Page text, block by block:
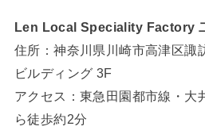
Len Local Speciality Factory
住所：神奈川県川崎市高津区諏
ビルディング 3F
アクセス：東急田園都市線・大
ら徒歩約2分